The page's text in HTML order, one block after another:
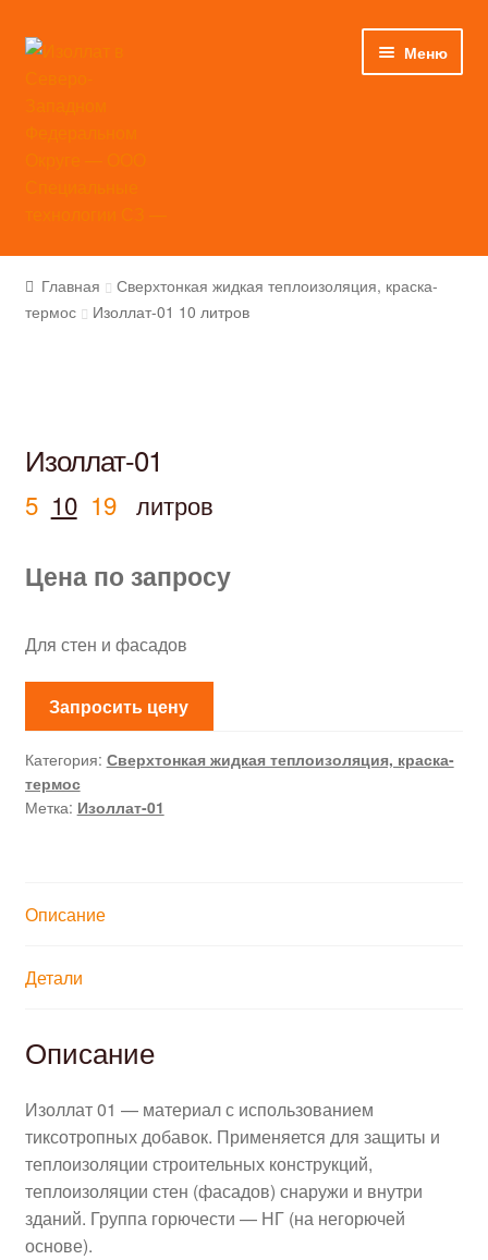
Перейти
Перейти
Меню
Главная
Каталог
Контакты
Корзина
Главная
Сверхтонкая жидкая теплоизоляция, краска-
термос
Изоллат-01 10 литров
Изоллат-01
5 10 19 литров
Цена по запросу
Для стен и фасадов
Запросить цену
Категория: Сверхтонкая жидкая теплоизоляция, краска-
термос
Метка: Изоллат-01
Описание
Детали
Описание
Изоллат 01 — материал с использованием
тиксотропных добавок. Применяется для защиты и
теплоизоляции строительных конструкций,
теплоизоляции стен (фасадов) снаружи и внутри
зданий. Группа горючести — НГ (на негорючей
основе).